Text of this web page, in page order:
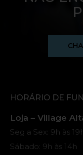
HORÁRIO DE
Loja – Village
Seg a Sex: 9h às
Sábado: 9h às 14h